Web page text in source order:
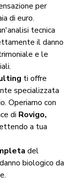
per
di euro.
tecnica
il danno
e le
ti offre
specializzata
Operiamo con
di Rovigo,
a tua
del
biologico da